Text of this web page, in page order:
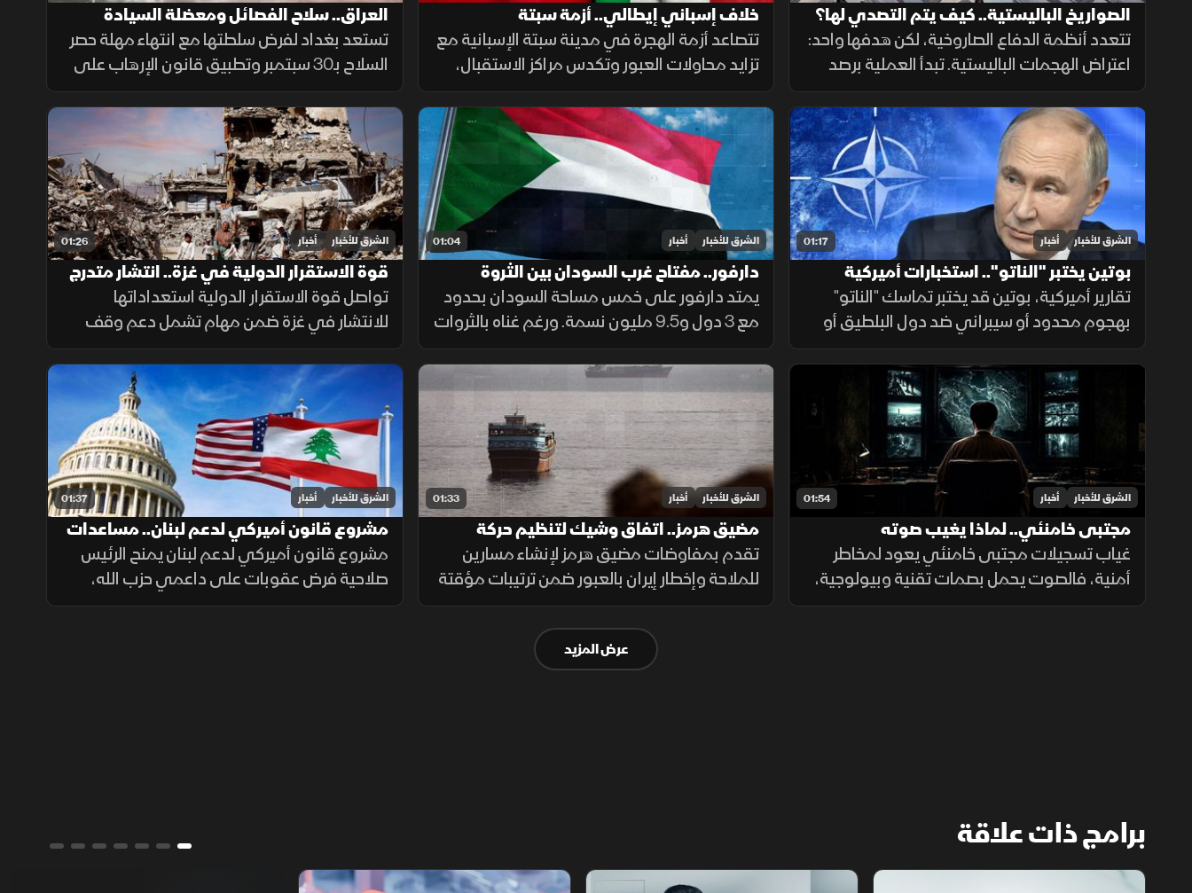
الصواريخ الباليستية.. كيف يتم التصدي لها؟
تتعدد أنظمة الدفاع الصاروخية، لكن هدفها واحد:
اعتراض الهجمات الباليستية. تبدأ العملية برصد
الصاروخ عبر الأقمار الصناعية والرادارات، ثم حساب
مساره وإطلاق صاروخ اعتراضي، مع طبقات
دفاعية أخرى
خلاف إسباني إيطالي.. أزمة سبتة
تتصاعد أزمة الهجرة في مدينة سبتة الإسبانية مع
تزايد محاولات العبور وتكدس مراكز الاستقبال،
فيما تواصل السلطات ملاحقة شبكات التهريب
وسط تداعيات إنسانية وأمنية تمتد إلى الساحة
الأوروبية.
العراق.. سلاح الفصائل ومعضلة السيادة
تستعد بغداد لفرض سلطتها مع انتهاء مهلة حصر
السلاح بـ30 سبتمبر وتطبيق قانون الإرهاب على
المخالفين، وسط تجاوب فصائل وتسليم مقرها،
مقابل رفض أخرى كـ"كتائب حزب الله" لربطها
الملف بالصراع الإقليمي.
01:17 الشرق للأخبار أخبار
بوتين يختبر "الناتو".. استخبارات أميركية
تقارير أميركية، بوتين قد يختبر تماسك "الناتو"
بهجوم محدود أو سيبراني ضد دول البلطيق أو
بولندا للتشكيك بالمادة الـ5، في حال فشله
بتأمين مخرج يحفظ ماء الوجه بأوكرانيا خلال
السنوات القادمة.
01:04 الشرق للأخبار أخبار
دارفور.. مفتاح غرب السودان بين الثروة
والمأساة
يمتد دارفور على خمس مساحة السودان بحدود
مع 3 دول و9.5 مليون نسمة. ورغم غناه بالثروات
الحيوانية والمعدنية وجبل مرة، يعاني كارثة
إنسانية وجرائم حرب منذ 2003، أحيلت للجنائية
الدولية عام 2005.
01:26 الشرق للأخبار أخبار
قوة الاستقرار الدولية في غزة.. انتشار متدرج
وتحديات معقدة
تواصل قوة الاستقرار الدولية استعداداتها
للانتشار في غزة ضمن مهام تشمل دعم وقف
إطلاق النار وتأمين المساعدات وتدريب الشرطة
المدنية، وسط تحديات سياسية وأمنية معقدة.
01:54 الشرق للأخبار أخبار
مجتبى خامنئي.. لماذا يغيب صوته
غياب تسجيلات مجتبى خامنئي يعود لمخاطر
أمنية، فالصوت يحمل بصمات تقنية وبيولوجية،
ويكشف للتحليل الاستخباراتي مكان التسجيل،
01:33 الشرق للأخبار أخبار
مضيق هرمز.. اتفاق وشيك لتنظيم حركة
الملاحة
تقدم بمفاوضات مضيق هرمز لإنشاء مسارين
للملاحة وإخطار إيران بالعبور ضمن ترتيبات مؤقتة
لـ60 يوماً لعودة النفط، وسط حذر إيراني واشتراط
أميركي بحرية الملاحة دون قيود.
01:37 الشرق للأخبار أخبار
مشروع قانون أميركي لدعم لبنان.. مساعدات
وعقوبات
مشروع قانون أميركي لدعم لبنان يمنح الرئيس
صلاحية فرض عقوبات على داعمي حزب الله،
ويربط أكثر من نصف المساعدات بتقدم بيروت
عرض المزيد
برامج ذات علاقة
مع الشرق الأوسط الخبر الآخر أخبار الشرق